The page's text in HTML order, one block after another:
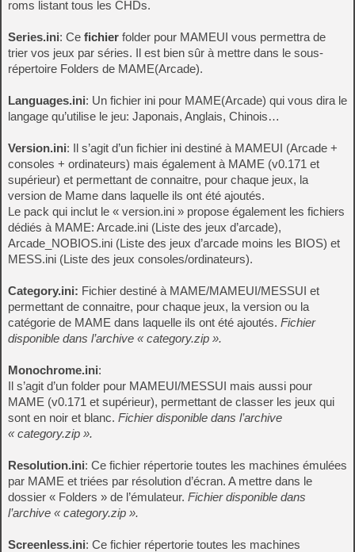
roms listant tous les CHDs.
Series.ini: Ce fichier folder pour MAMEUI vous permettra de
trier vos jeux par séries. Il est bien sûr à mettre dans le sous-
répertoire Folders de MAME(Arcade).
Languages.ini: Un fichier ini pour MAME(Arcade) qui vous dira le
langage qu’utilise le jeu: Japonais, Anglais, Chinois…
Version.ini: Il s’agit d’un fichier ini destiné à MAMEUI (Arcade +
consoles + ordinateurs) mais également à MAME (v0.171 et
supérieur) et permettant de connaitre, pour chaque jeux, la
version de Mame dans laquelle ils ont été ajoutés.
Le pack qui inclut le « version.ini » propose également les fichiers
dédiés à MAME: Arcade.ini (Liste des jeux d’arcade),
Arcade_NOBIOS.ini (Liste des jeux d’arcade moins les BIOS) et
MESS.ini (Liste des jeux consoles/ordinateurs).
Category.ini: Fichier destiné à MAME/MAMEUI/MESSUI et
permettant de connaitre, pour chaque jeux, la version ou la
catégorie de MAME dans laquelle ils ont été ajoutés. Fichier
disponible dans l’archive « category.zip ».
Monochrome.ini:
Il s’agit d’un folder pour MAMEUI/MESSUI mais aussi pour
MAME (v0.171 et supérieur), permettant de classer les jeux qui
sont en noir et blanc. Fichier disponible dans l’archive
« category.zip ».
Resolution.ini: Ce fichier répertorie toutes les machines émulées
par MAME et triées par résolution d’écran. A mettre dans le
dossier « Folders » de l’émulateur. Fichier disponible dans
l’archive « category.zip ».
Screenless.ini: Ce fichier répertorie toutes les machines